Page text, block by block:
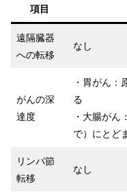
項目
遠隔臓器
への転移
なし
がんの深
達度
・胃がん
る
・大腸がん
で）にとど
リンパ節
転移
なし